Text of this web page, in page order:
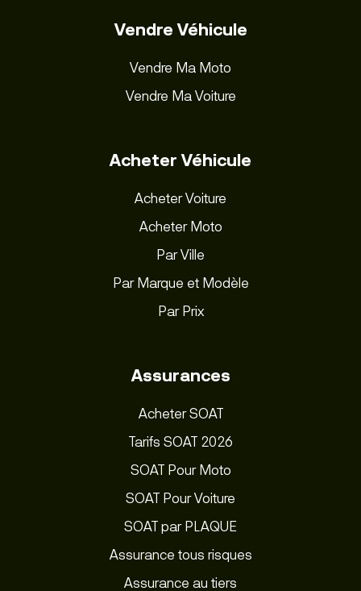
Vendre Véhicule
Vendre Ma Moto
Vendre Ma Voiture
Acheter Véhicule
Acheter Voiture
Acheter Moto
Par Ville
Par Marque et Modèle
Par Prix
Assurances
Acheter SOAT
Tarifs SOAT 2026
SOAT Pour Moto
SOAT Pour Voiture
SOAT par PLAQUE
Assurance tous risques
Assurance au tiers